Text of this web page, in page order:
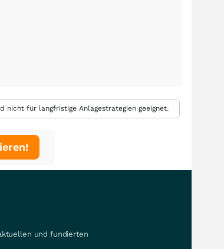
für langfristige Anlagestrategien geeignet.
und fundierten